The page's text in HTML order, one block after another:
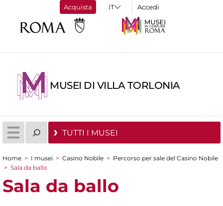
Acquista Accedi
MUSEI DI VILLA TORLONIA
TUTTI I MUSEI
Tu sei qui
Home > I musei > Casino Nobile > Percorso per sale del Casino Nobile
> Sala da ballo
Sala da ballo